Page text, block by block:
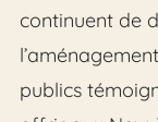
continuent de
publics